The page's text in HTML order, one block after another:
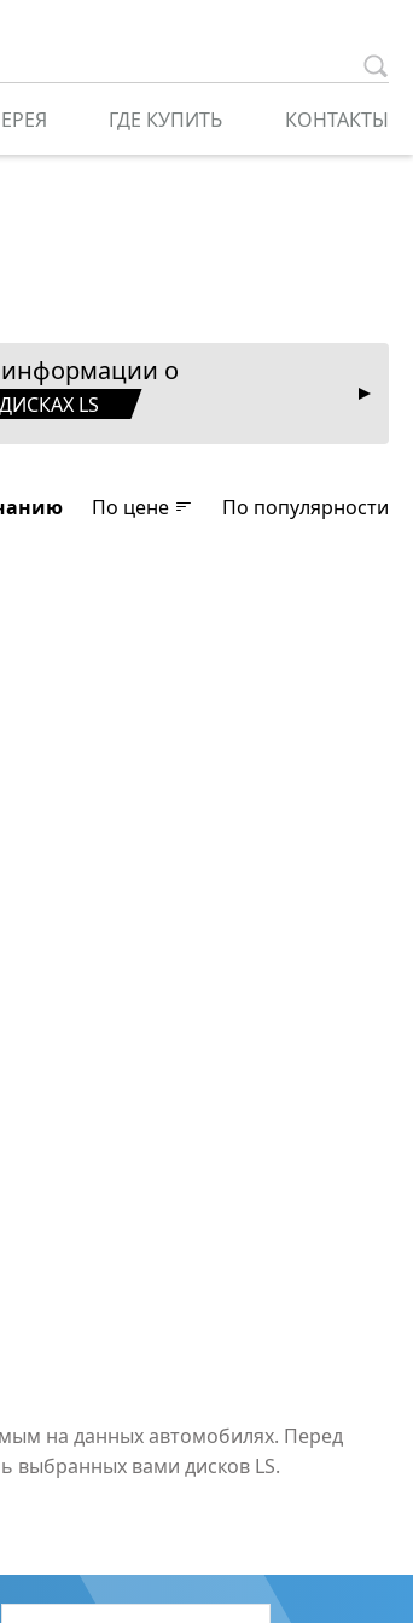
ГДЕ КУПИТЬ КОНТАКТЫ
о
LS
По цене По популярности
на данных автомобилях. Перед
выбранных вами дисков LS.